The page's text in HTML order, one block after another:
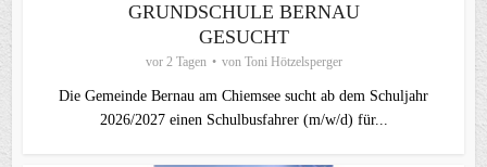
GRUNDSCHULE BERNAU
GESUCHT
vor 2 Tagen von Toni Hötzelsperger
Die Gemeinde Bernau am Chiemsee sucht ab dem Schuljahr
2026/2027 einen Schulbusfahrer (m/w/d) für...